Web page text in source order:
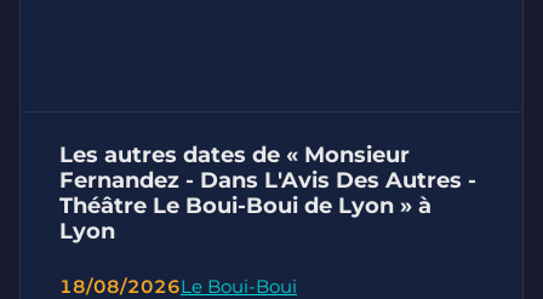
Les autres dates de « Monsieur
Fernandez - Dans L'Avis Des Autres -
Théâtre Le Boui-Boui de Lyon » à
Lyon
18/08/2026Le Boui-Boui